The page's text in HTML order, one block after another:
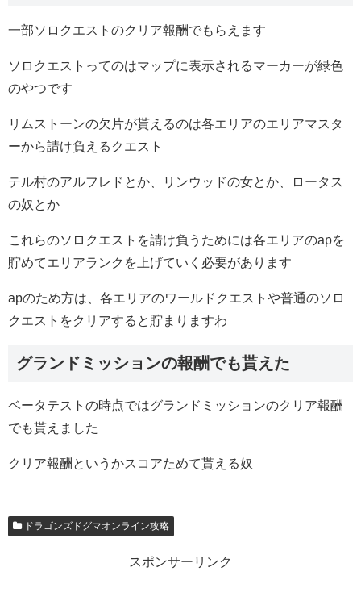
一部ソロクエストのクリア報酬でもらえます
ソロクエストってのはマップに表示されるマーカーが緑色
のやつです
リムストーンの欠片が貰えるのは各エリアのエリアマスタ
ーから請け負えるクエスト
テル村のアルフレドとか、リンウッドの女とか、ロータス
の奴とか
これらのソロクエストを請け負うためには各エリアのapを
貯めてエリアランクを上げていく必要があります
apのため方は、各エリアのワールドクエストや普通のソロ
クエストをクリアすると貯まりますわ
グランドミッションの報酬でも貰えた
ベータテストの時点ではグランドミッションのクリア報酬
でも貰えました
クリア報酬というかスコアためて貰える奴
ドラゴンズドグマオンライン攻略
スポンサーリンク